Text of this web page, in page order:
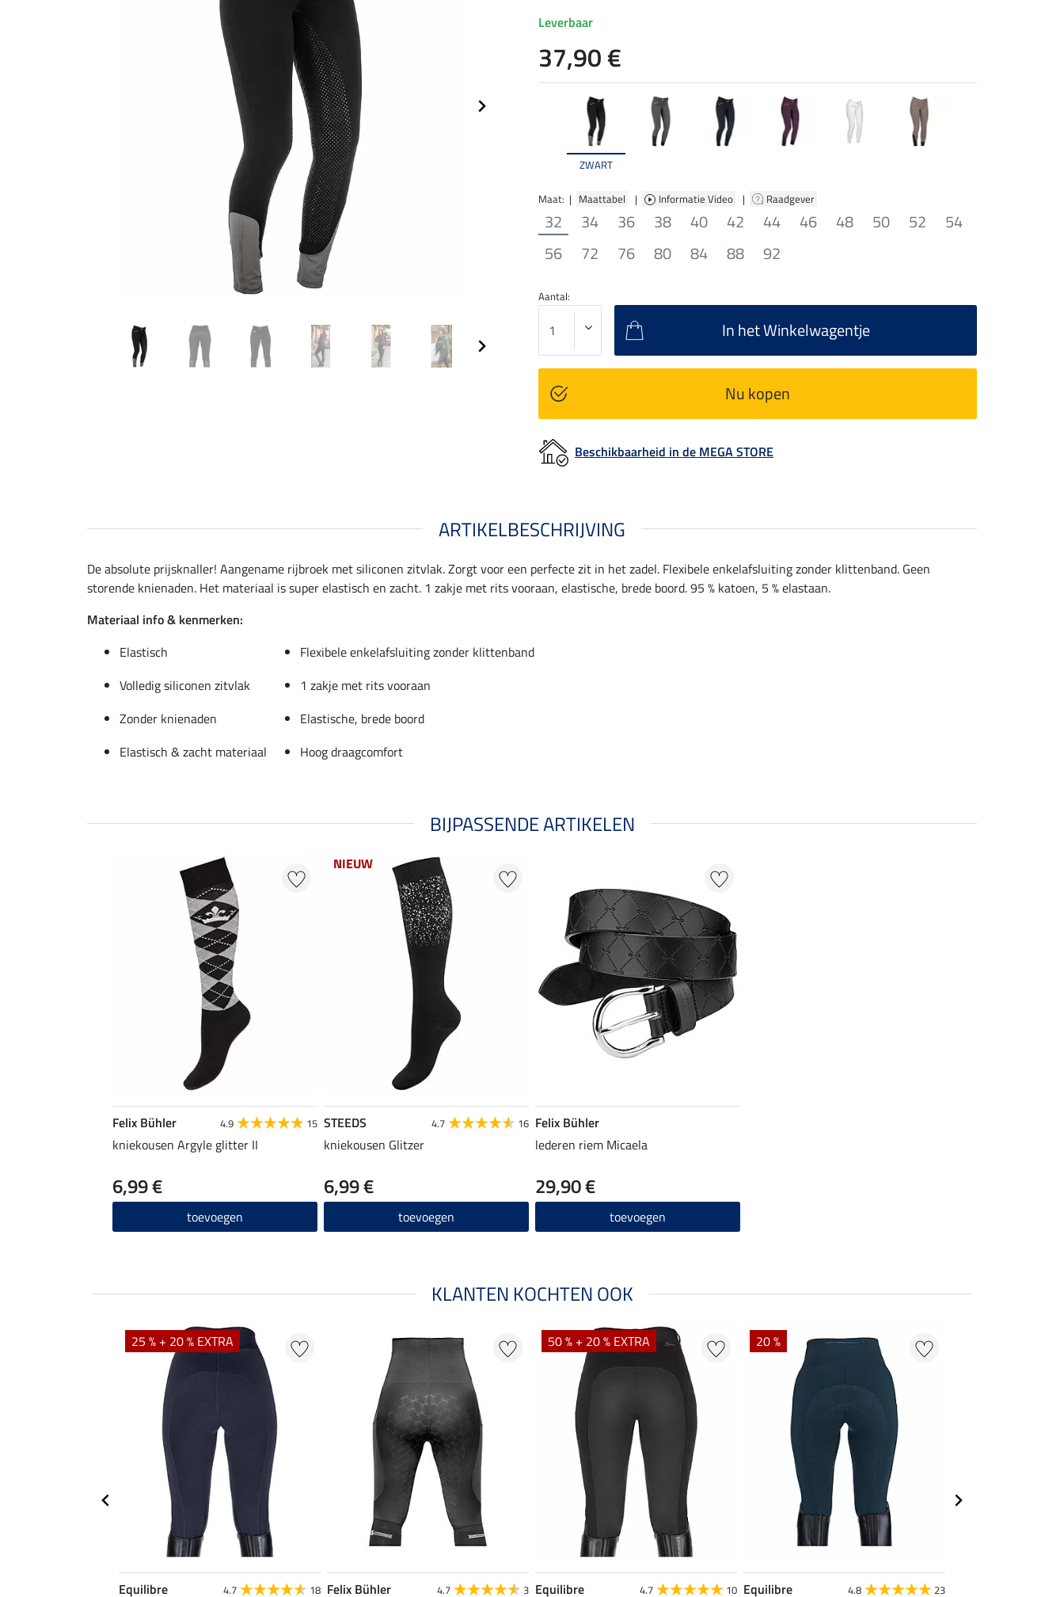
ZWART
Maat: | Maattabel | Informatie Video | Raadgever
32 34 36 38 40 42 44 46 48 50 52
54
56
72 76 80 84 88 92
Leverbaar
37,90 €
Aantal:
In het Winkelwagentje
Nu kopen
Beschikbaarheid in de MEGA STORE
ARTIKELBESCHRIJVING
De absolute prijsknaller! Aangename rijbroek met siliconen zitvlak. Zorgt voor een perfecte zit in het zadel. Flexibele enkelafsluiting zonder klittenband. Geen
storende knienaden. Het materiaal is super elastisch en zacht. 1 zakje met rits vooraan, elastische, brede boord. 95 % katoen, 5 % elastaan.
Materiaal info & kenmerken:
Elastisch
Flexibele enkelafsluiting zonder klittenband
Volledig siliconen zitvlak
1 zakje met rits vooraan
Zonder knienaden
Elastische, brede boord
Elastisch & zacht materiaal
Hoog draagcomfort
BIJPASSENDE ARTIKELEN
Felix Bühler 4.9 15
kniekousen Argyle glitter II
6,99 €
toevoegen
NIEUW
STEEDS 4.7 16
kniekousen Glitzer
6,99 €
toevoegen
Felix Bühler
lederen riem Micaela
29,90 €
toevoegen
KLANTEN KOCHTEN OOK
25 % + 20 % EXTRA
Equilibre 4.7 18 Felix Bühler 4.7 3
50 % + 20 % EXTRA
Equilibre 4.7 10
20 %
Equilibre 4.8 23